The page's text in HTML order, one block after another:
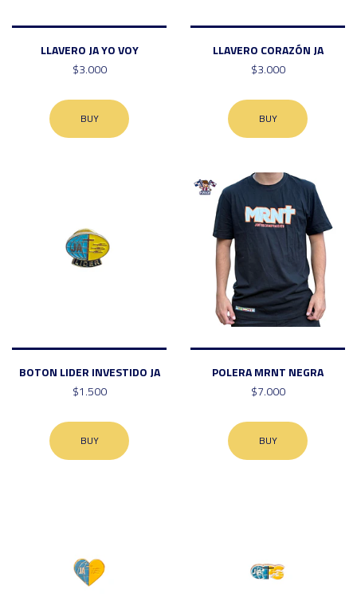
LLAVERO JA YO VOY
$3.000
BUY
LLAVERO CORAZÓN JA
$3.000
BUY
BOTON LIDER INVESTIDO JA
$1.500
BUY
POLERA MRNT NEGRA
$7.000
BUY